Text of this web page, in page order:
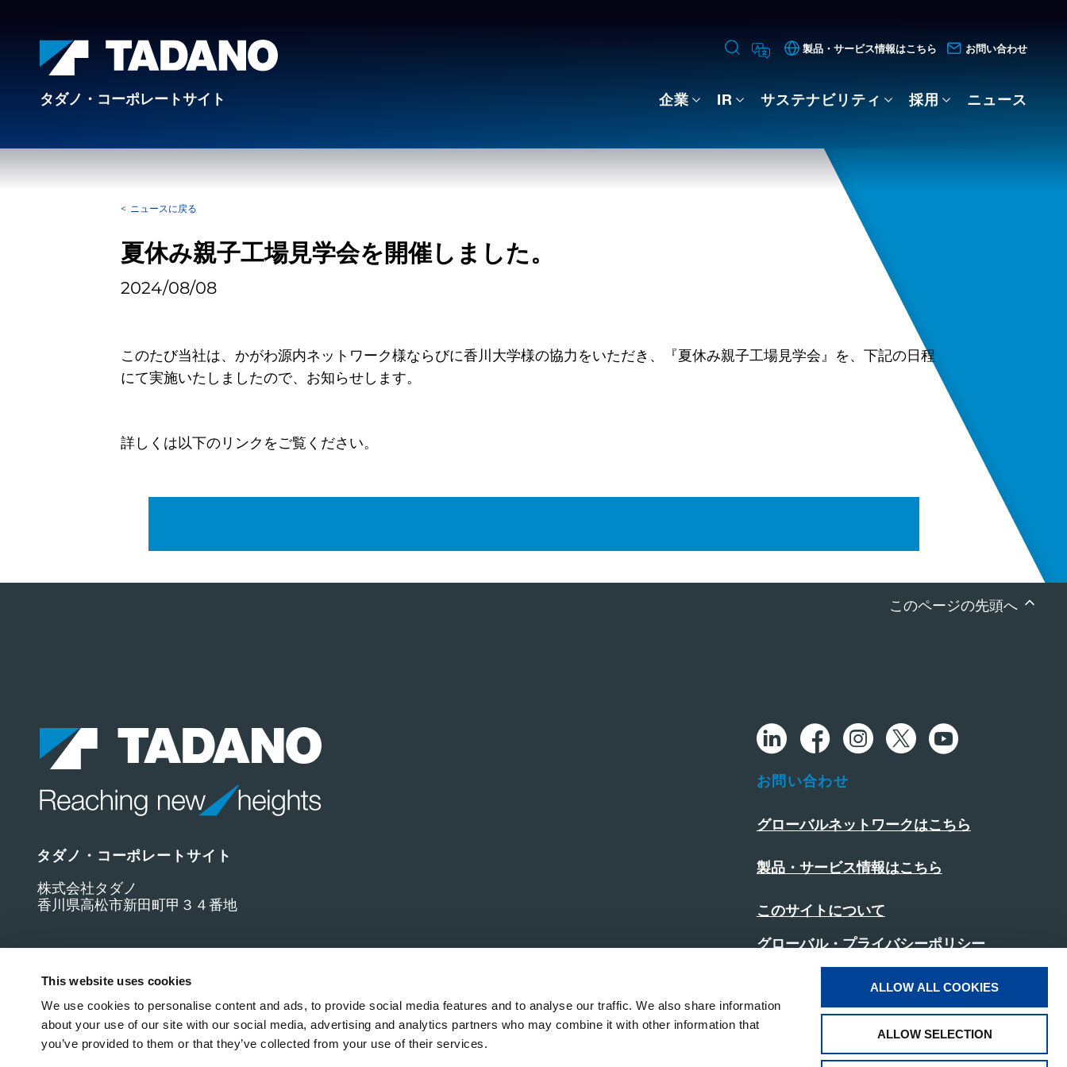
This website uses cookies
We use cookies to personalise content and ads, to provide social media features and to analyse our traffic. We also share information
about your use of our site with our social media, advertising and analytics partners who may combine it with other information that
you’ve provided to them or that they’ve collected from your use of their services.
ALLOW ALL COOKIES
ALLOW SELECTION
製品・サービス情報はこちら お問い合わせ
タダノ・コーポレートサイト 企業 IR サステナビリティ 採用 ニュース
ニュースに戻る
夏休み親子工場見学会を開催しました。
2024/08/08
このたび当社は、かがわ源内ネットワーク様ならびに香川大学様の協力をいただき、『夏休み親子工場見学会』を、下記の日程
にて実施いたしましたので、お知らせします。
詳しくは以下のリンクをご覧ください。
このページの先頭へ
タダノ・コーポレートサイト
株式会社タダノ
香川県高松市新田町甲３４番地
お問い合わせ
グローバルネットワークはこちら
製品・サービス情報はこちら
このサイトについて
グローバル・プライバシーポリシー
クッキーポリシー
ソーシャルメディアポリシー